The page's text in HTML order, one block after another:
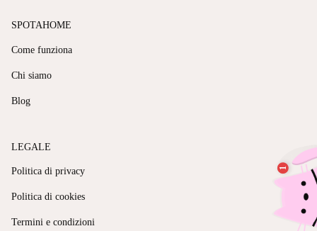
SPOTAHOME
Come funziona
Chi siamo
Blog
LEGALE
Politica di privacy
Politica di cookies
Termini e condizioni